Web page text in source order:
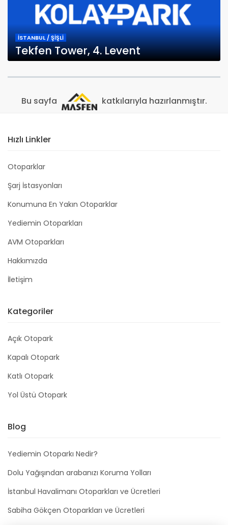
İSTANBUL / ŞİŞLİ
Tekfen Tower, 4. Levent
Bu sayfa katkılarıyla hazırlanmıştır.
Hızlı Linkler
Otoparklar
Şarj İstasyonları
Konumuna En Yakın Otoparklar
Yediemin Otoparkları
AVM Otoparkları
Hakkımızda
İletişim
Kategoriler
Açık Otopark
Kapalı Otopark
Katlı Otopark
Yol Üstü Otopark
Blog
Yediemin Otoparkı Nedir?
Dolu Yağışından arabanızı Koruma Yolları
İstanbul Havalimanı Otoparkları ve Ücretleri
Sabiha Gökçen Otoparkları ve Ücretleri